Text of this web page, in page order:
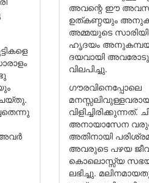
അവർ
അവന്റെ ഈ
ഉത്കണ്ഠയും
അമ്മയുടെ
ഹൃദയം
ദയവായി
വിലപിച്ചു.
ഗൗരവിനെപ്പോലെ
വിളിച്ചിരിക്കുന്നത്.
അനായാസേന
അതിനായി
അവരുടെ പഴയ
കൊലൊസ്സ്യ
ലഭിച്ചു.